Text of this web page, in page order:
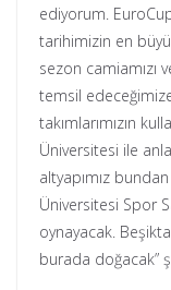
ediyorum.
tarihimizin en
sezon camiamızı
temsil
takımlarımızın
Üniversitesi ile
altyapımız
Üniversitesi Spor
oynayacak.
burada doğacak”